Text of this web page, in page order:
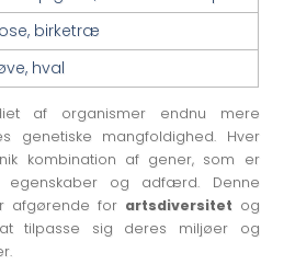
birketræ
hval
af organismer endnu mere
genetiske mangfoldighed. Hver
kombination af gener, som er
egenskaber og adfærd. Denne
afgørende for artsdiversitet og
tilpasse sig deres miljøer og